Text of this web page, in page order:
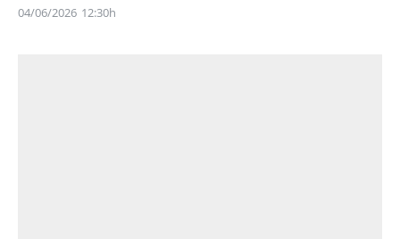
04/06/2026 12:30h